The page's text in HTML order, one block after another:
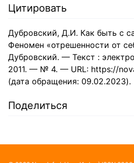
Цитировать
Дубровский, Д.И. Как быть с
Феномен «отрешенности от
Дубровский. — Текст :
2011. — № 4. — URL: https://
(дата обращения: 09.02.2023).
Поделиться